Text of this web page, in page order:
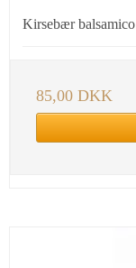
Kirsebær balsamico
85,00 DKK